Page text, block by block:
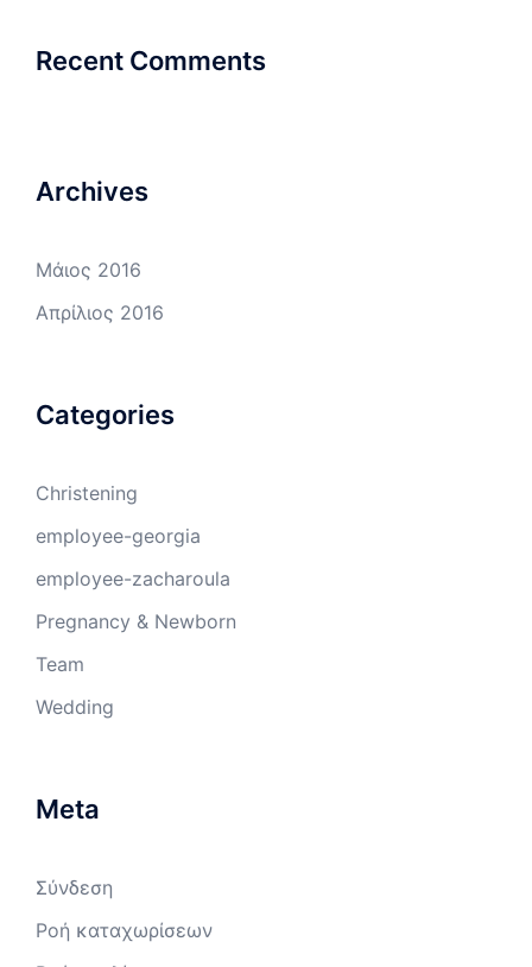
Recent Comments
Archives
Μάιος 2016
Απρίλιος 2016
Categories
Christening
employee-georgia
employee-zacharoula
Pregnancy & Newborn
Team
Wedding
Meta
Σύνδεση
Ροή καταχωρίσεων